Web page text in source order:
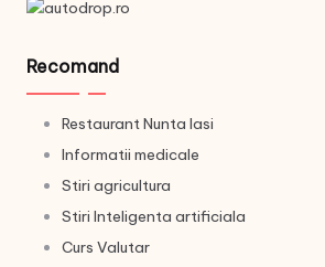
Recomand
Restaurant Nunta Iasi
Informatii medicale
Stiri agricultura
Stiri Inteligenta artificiala
Curs Valutar